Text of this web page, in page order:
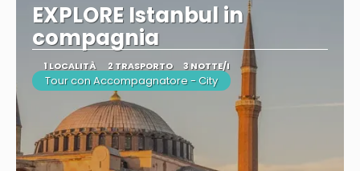
EXPLORE Istanbul in
compagnia
1 LOCALITÀ 2 TRASPORTO 3 NOTTE/I
Tour con Accompagnatore - City